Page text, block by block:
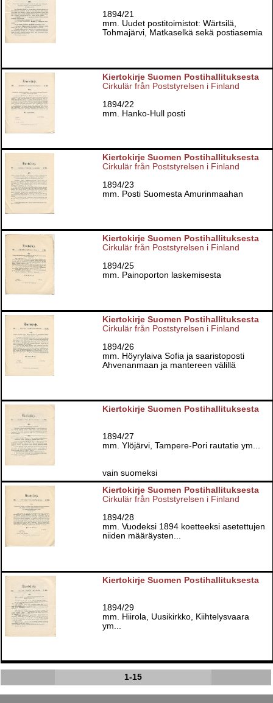
1894/21
mm. Uudet postitoimistot: Wärtsilä,
Tohmajärvi, Matkaselkä sekä postiasemia
Kiertokirje Suomen Postihallituksesta
Cirkulär från Poststyrelsen i Finland
1894/22
mm. Hanko-Hull posti
Kiertokirje Suomen Postihallituksesta
Cirkulär från Poststyrelsen i Finland
1894/23
mm. Posti Suomesta Amurinmaahan
Kiertokirje Suomen Postihallituksesta
Cirkulär från Poststyrelsen i Finland
1894/25
mm. Painoporton laskemisesta
Kiertokirje Suomen Postihallituksesta
Cirkulär från Poststyrelsen i Finland
1894/26
mm. Höyrylaiva Sofia ja saaristoposti
Ahvenanmaan ja mantereen välillä
Kiertokirje Suomen Postihallituksesta
1894/27
mm. Ylöjärvi, Tampere-Pori rautatie ym...
vain suomeksi
Kiertokirje Suomen Postihallituksesta
Cirkulär från Poststyrelsen i Finland
1894/28
mm. Vuodeksi 1894 koetteeksi asetettujen
niiden määräysten...
Kiertokirje Suomen Postihallituksesta
1894/29
mm. Hiirola, Uusikirkko, Kiihtelysvaara
ym...
1-15